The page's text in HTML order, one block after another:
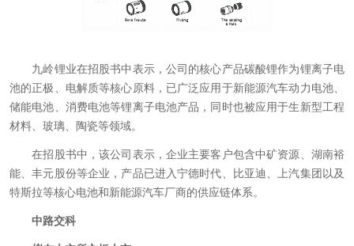
九岭锂业在招股书中表示，公司的核心产品碳酸锂作为锂离子电
池的正极、电解质等核心原料，已广泛应用于新能源汽车动力电池、
储能电池、消费电池等锂离子电池产品，同时也被应用于生新型工程
材料、玻璃、陶瓷等领域。
在招股书中，该公司表示，企业主要客户包含中矿资源、湖南裕
能、丰元股份等企业，产品已进入宁德时代、比亚迪、上汽集团以及
特斯拉等核心电池和新能源汽车厂商的供应链体系。
中路交科